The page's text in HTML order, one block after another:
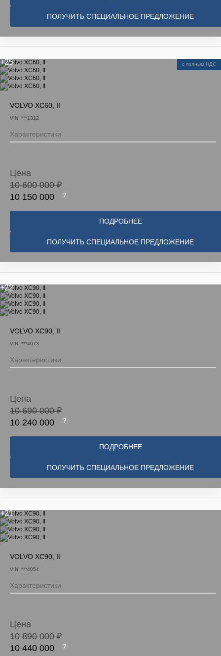
ПОЛУЧИТЬ СПЕЦИАЛЬНОЕ ПРЕДЛОЖЕНИЕ
с полным НДС
+25
VOLVO XC60, II
VIN: ***1312
Характеристики
Цена
10 600 000 ₽
10 150 000
ПОДРОБНЕЕ
ПОЛУЧИТЬ СПЕЦИАЛЬНОЕ ПРЕДЛОЖЕНИЕ
+22
VOLVO XC90, II
VIN: ***4073
Характеристики
Цена
10 690 000 ₽
10 240 000
ПОДРОБНЕЕ
ПОЛУЧИТЬ СПЕЦИАЛЬНОЕ ПРЕДЛОЖЕНИЕ
+21
VOLVO XC90, II
VIN: ***4054
Характеристики
Цена
10 890 000 ₽
10 440 000